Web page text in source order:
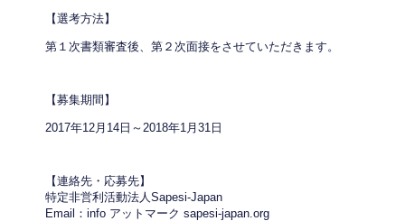
【選考方法】
第１次書類審査後、第２次面接をさせていただきます。
【募集期間】
2017年12月14日～2018年1月31日
【連絡先・応募先】
特定非営利活動法人Sapesi-Japan
Email：info アットマーク sapesi-japan.org